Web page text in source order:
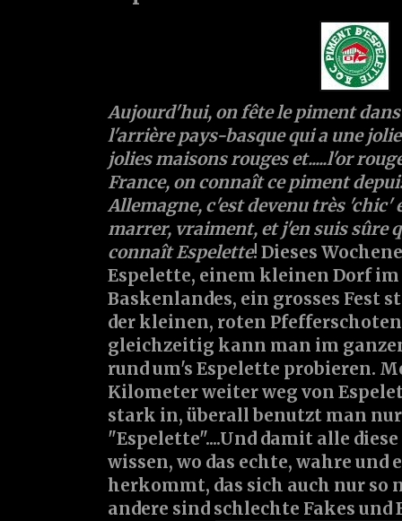
Aujourd'hui, on fête le piment
l'arrière pays-basque qui a une
jolies maisons rouges et.....l'or
France, on connaît ce piment
Allemagne, c'est devenu très 'chic'
marrer, vraiment, et j'en suis sûre
connaît Espelette! Dieses
Espelette, einem kleinen Dorf
Baskenlandes, ein grosses Fest
der kleinen, roten
gleichzeitig kann man im
rund um's Espelette probieren.
Kilometer weiter weg von
stark in, überall benutzt man
"Espelette"....Und damit alle
wissen, wo das echte, wahre und
herkommt, das sich auch nur so
andere sind schlechte Fakes und